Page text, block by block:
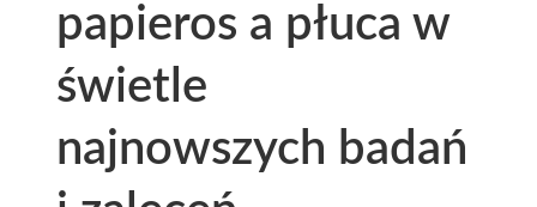
papieros a płuca w
świetle
najnowszych badań